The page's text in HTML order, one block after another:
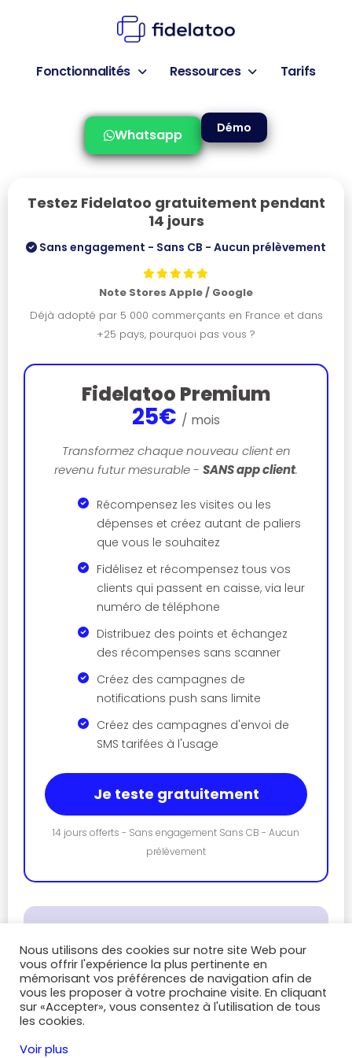
Fonctionnalités Ressources Tarifs
Whatsapp Démo
Testez Fidelatoo gratuitement pendant
14 jours
Sans engagement - Sans CB - Aucun prélèvement
Note Stores Apple / Google
Déjà adopté par 5 000 commerçants en France et dans
+25 pays, pourquoi pas vous ?
Fidelatoo Premium
25€ / mois
Transformez chaque nouveau client en
revenu futur mesurable - SANS app client.
Récompensez les visites ou les
dépenses et créez autant de paliers
que vous le souhaitez
Fidélisez et récompensez tous vos
clients qui passent en caisse, via leur
numéro de téléphone
Distribuez des points et échangez
des récompenses sans scanner
Créez des campagnes de
notifications push sans limite
Créez des campagnes d'envoi de
SMS tarifées à l'usage
Je teste gratuitement
14 jours offerts - Sans engagement Sans CB - Aucun
prélèvement
de commencer ?
Nous sommes là pour vous guider 😊
Nous utilisons des cookies sur notre site Web pour
vous offrir l'expérience la plus pertinente en
mémorisant vos préférences de navigation afin de
vous les proposer à votre prochaine visite. En cliquant
sur «Accepter», vous consentez à l'utilisation de tous
les cookies.
Voir plus